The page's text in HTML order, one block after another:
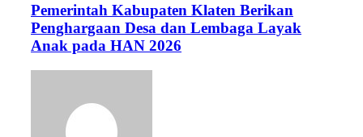
Pemerintah Kabupaten Klaten Berikan
Penghargaan Desa dan Lembaga Layak
Anak pada HAN 2026